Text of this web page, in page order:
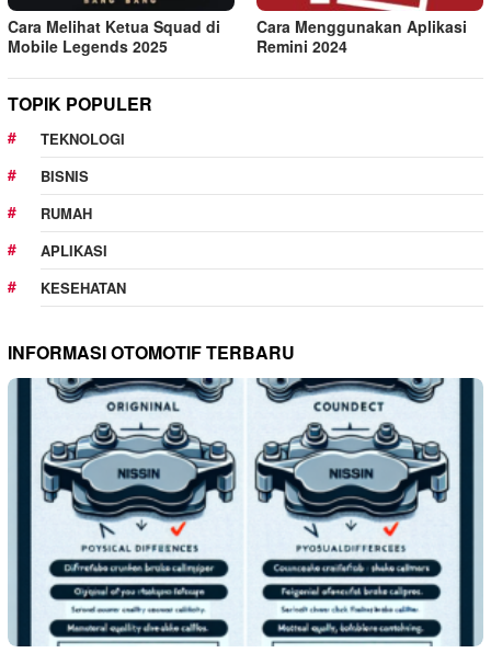
Cara Melihat Ketua Squad di
Mobile Legends 2025
Cara Menggunakan Aplikasi
Remini 2024
TOPIK POPULER
TEKNOLOGI
BISNIS
RUMAH
APLIKASI
KESEHATAN
INFORMASI OTOMOTIF TERBARU